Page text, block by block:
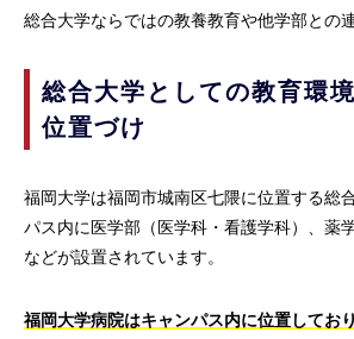
総合大学ならではの教養教育や他学部との
総合大学としての教育環
位置づけ
福岡大学は福岡市城南区七隈に位置する総
パス内に医学部（医学科・看護学科）、薬
などが設置されています。
福岡大学病院はキャンパス内に位置してお